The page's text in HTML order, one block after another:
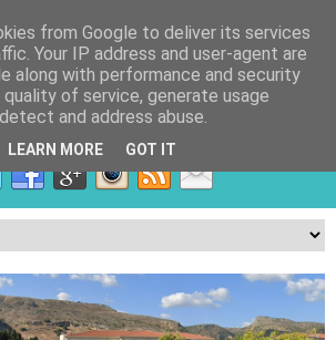
from Google to deliver its services
Your IP address and user-agent are
along with performance and security
of service, generate usage
and address abuse.
LEARN MORE GOT IT